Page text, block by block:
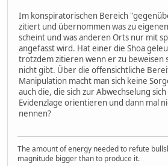
Im konspiratorischen Bereich
zitiert und übernommen was zu
scheint und was anderen Orts nur mit
angefasst wird. Hat einer die Shoa
trotzdem zitieren wenn er zu beweisen
nicht gibt. Über die offensichtliche
Manipulation macht man sich keine
auch die, die sich zur Abwechselung
Evidenzlage orientieren und dann mal
nennen?
The amount of energy needed to refute
magnitude bigger than to produce it.